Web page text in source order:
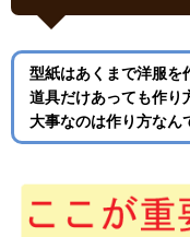
型紙はあくまで洋服を
道具だけあっても作り
大事なのは作り方なん